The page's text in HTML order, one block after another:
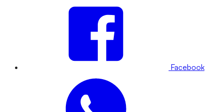
Facebook